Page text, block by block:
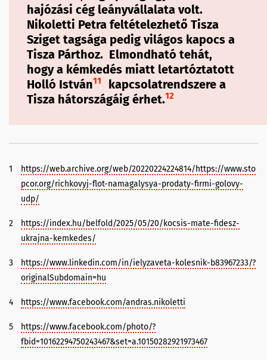
hajózási cég leányvállalata volt.
Nikoletti Petra feltételezhető Tisza
Sziget tagsága pedig világos kapocs a
Tisza Párthoz. Elmondható tehát,
hogy a kémkedés miatt letartóztatott
Holló István11
kapcsolatrendszere a
Tisza hátországáig érhet.12
1
https://web.archive.org/web/20220224224814/https://www.sto
pcor.org/richkovyj-flot-namagalysya-prodaty-firmi-golovy-
udp/
2
https://index.hu/belfold/2025/05/20/kocsis-mate-fidesz-
ukrajna-kemkedes/
3
https://www.linkedin.com/in/ielyzaveta-kolesnik-b83967233/?
originalSubdomain=hu
4 https://www.facebook.com/andras.nikoletti
5
https://www.facebook.com/photo/?
fbid=10162294750243467&set=a.10150282921973467